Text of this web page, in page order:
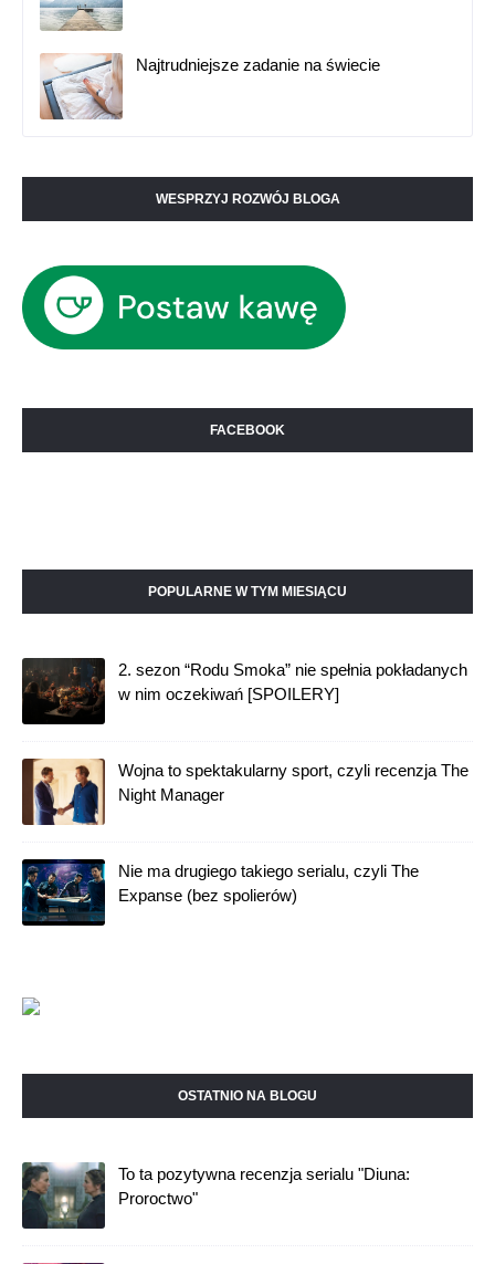
Najtrudniejsze zadanie na świecie
WESPRZYJ ROZWÓJ BLOGA
FACEBOOK
POPULARNE W TYM MIESIĄCU
2. sezon “Rodu Smoka” nie spełnia pokładanych
w nim oczekiwań [SPOILERY]
Wojna to spektakularny sport, czyli recenzja The
Night Manager
Nie ma drugiego takiego serialu, czyli The
Expanse (bez spolierów)
OSTATNIO NA BLOGU
To ta pozytywna recenzja serialu "Diuna:
Proroctwo"